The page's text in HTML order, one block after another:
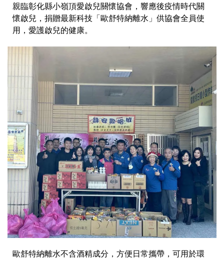
親臨彰化縣小嶺頂愛啟兒關懷協會 ，響應後疫情時代關
懷啟兒，捐贈最新科技「 歐舒特納離水 」供協會全員使
用，愛護啟兒的健康。
歐舒特納離水不含酒精成分，方便日常攜帶，可用於環